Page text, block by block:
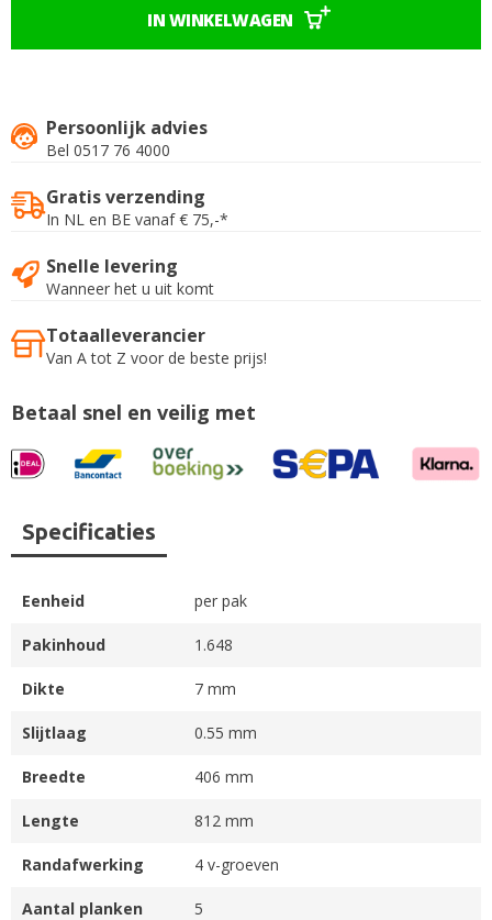
IN WINKELWAGEN
Persoonlijk advies
Bel 0517 76 4000
Gratis verzending
In NL en BE vanaf € 75,-*
Snelle levering
Wanneer het u uit komt
Totaalleverancier
Van A tot Z voor de beste prijs!
Betaal snel en veilig met
Specificaties
Eenheid per pak
Pakinhoud 1.648
Dikte 7 mm
Slijtlaag 0.55 mm
Breedte 406 mm
Lengte 812 mm
Randafwerking 4 v-groeven
Aantal planken 5